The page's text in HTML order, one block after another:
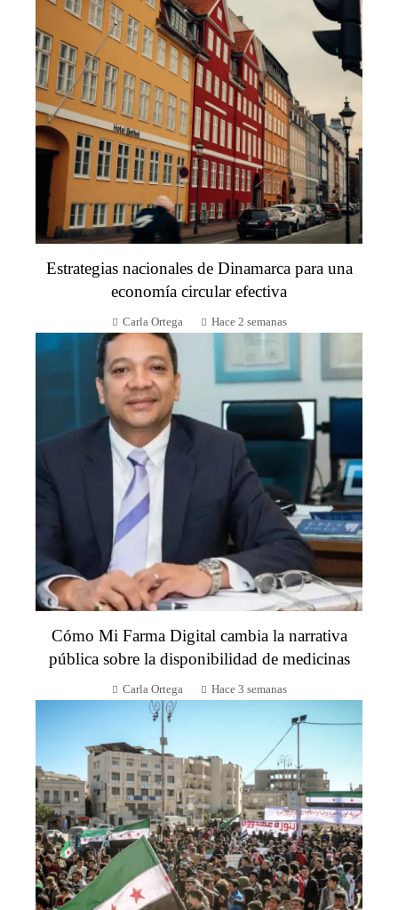
Estrategias nacionales de Dinamarca para una
economía circular efectiva
Carla Ortega Hace 2 semanas
Cómo Mi Farma Digital cambia la narrativa
pública sobre la disponibilidad de medicinas
Carla Ortega Hace 3 semanas